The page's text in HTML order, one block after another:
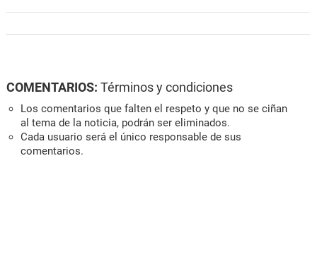
COMENTARIOS: Términos y condiciones
Los comentarios que falten el respeto y que no se ciñan
al tema de la noticia, podrán ser eliminados.
Cada usuario será el único responsable de sus
comentarios.